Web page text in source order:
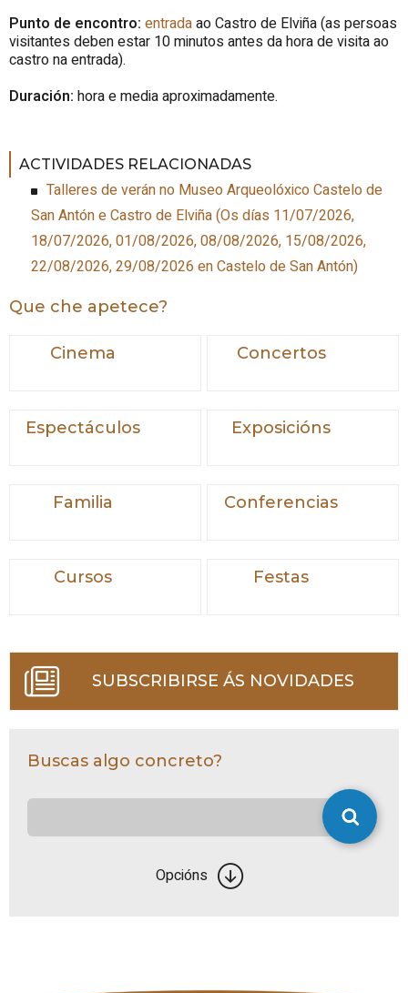
Punto de encontro: entradaao Castro de Elviña (as persoas
visitantes deben estar 10 minutos antes da hora de visita ao
castro na entrada).
Duración: hora e media aproximadamente.
ACTIVIDADES RELACIONADAS
Talleres de verán no Museo Arqueolóxico Castelo de
San Antón e Castro de Elviña(Os días 11/07/2026,
18/07/2026, 01/08/2026, 08/08/2026, 15/08/2026,
22/08/2026, 29/08/2026 en Castelo de San Antón)
Que che apetece?
Cinema Concertos
Espectáculos Exposicións
Familia Conferencias
Cursos Festas
SUBSCRIBIRSE ÁS NOVIDADES
Buscas algo concreto?
Opcións